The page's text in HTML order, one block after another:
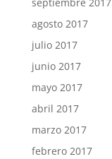
septiembre 2017
agosto 2017
julio 2017
junio 2017
mayo 2017
abril 2017
marzo 2017
febrero 2017